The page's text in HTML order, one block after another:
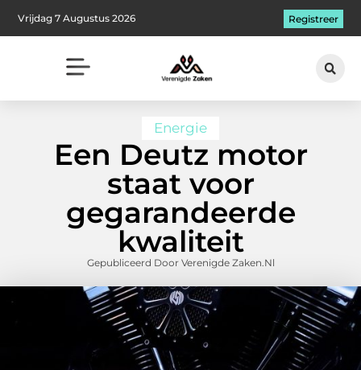
Vrijdag 7 Augustus 2026 Registreer
Energie
Een Deutz motor
staat voor
gegarandeerde
kwaliteit
Gepubliceerd Door Verenigde Zaken.nl